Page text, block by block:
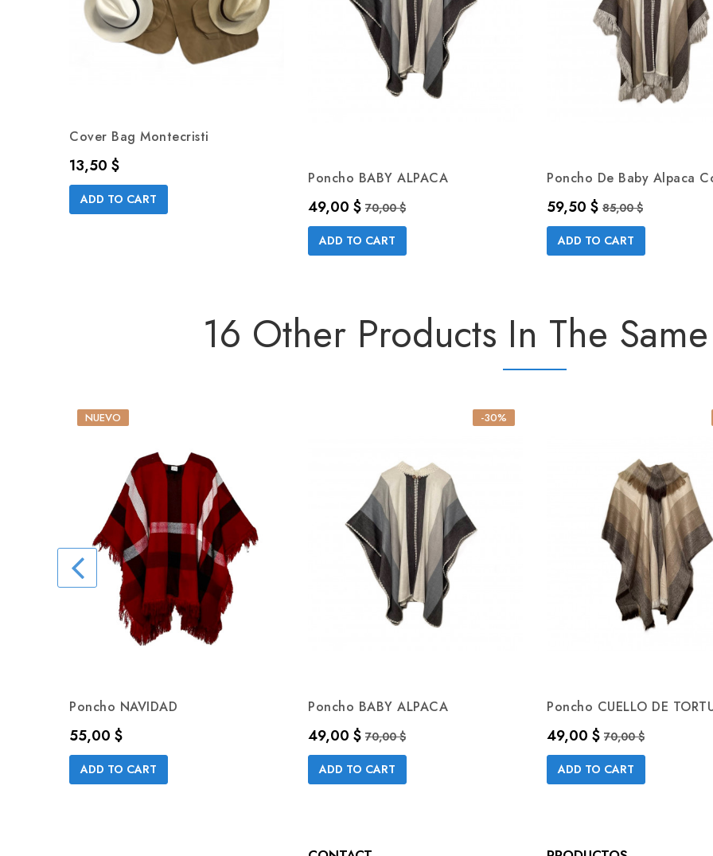
Cover Bag Montecristi
Precio
13,50 $
ADD TO CART
Poncho BABY ALPACA
Precio
49,00 $Precio base
70,00 $
ADD TO CART
Poncho De Baby Alpaca
Precio
59,50 $Precio base
85,00 $
ADD TO CART
16 Other Products In The
NUEVO
Poncho NAVIDAD
Precio
55,00 $
ADD TO CART
-30%
Poncho BABY ALPACA
Precio
49,00 $Precio base
70,00 $
ADD TO CART
Poncho CUELLO DE
Precio
49,00 $Precio base
70,00 $
ADD TO CART